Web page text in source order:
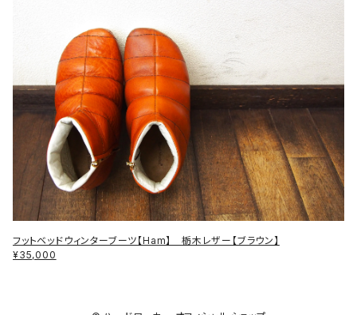
フットベッドウィンターブーツ【Ham】 栃木レザー【ブラウン】
¥35,000